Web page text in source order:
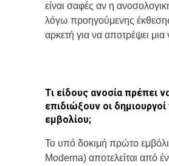
είναι σαφές αν η
λόγω προηγούμενης έκθεσης
αρκετή για να αποτρέψει
Τι είδους ανοσία πρέπει
επιδιώξουν οι
εμβολίου;
Το υπό δοκιμή πρώτο
Moderna) αποτελείται από